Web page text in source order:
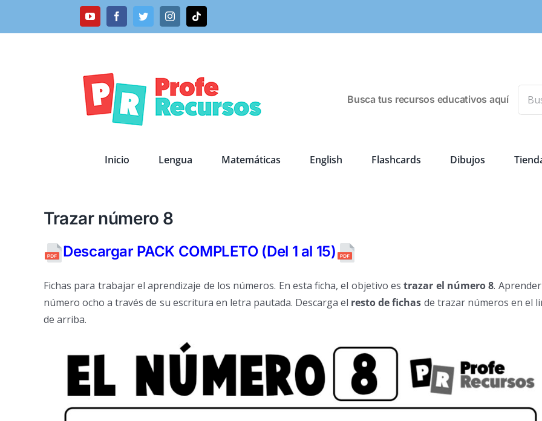
YouTubeFacebookTwitterInstagramTiktok
Busca tus recursos educativos aquí
Inicio Lengua Matemáticas English Flashcards Dibujos
Trazar número 8
Descargar PACK COMPLETO (Del 1 al 15)
Fichas para trabajar el aprendizaje de los números. En esta ficha, el objetivo estrazar el número 8.
número ocho a través de su escritura en letra pautada. Descarga el resto de fichas de trazar números en el
de arriba.